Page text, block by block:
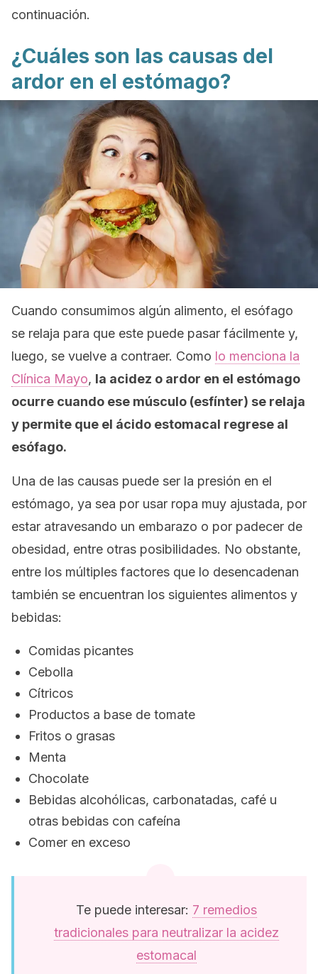
continuación.
¿Cuáles son las causas del
ardor en el estómago?
Cuando consumimos algún alimento, el esófago
se relaja para que este puede pasar fácilmente y,
luego, se vuelve a contraer. Como lo menciona la
Clínica Mayo, la acidez o ardor en el estómago
ocurre cuando ese músculo (esfínter) se relaja
y permite que el ácido estomacal regrese al
esófago.
Una de las causas puede ser la presión en el
estómago, ya sea por usar ropa muy ajustada, por
estar atravesando un embarazo o por padecer de
obesidad, entre otras posibilidades. No obstante,
entre los múltiples factores que lo desencadenan
también se encuentran los siguientes alimentos y
bebidas:
Comidas picantes
Cebolla
Cítricos
Productos a base de tomate
Fritos o grasas
Menta
Chocolate
Bebidas alcohólicas, carbonatadas, café u
otras bebidas con cafeína
Comer en exceso
Te puede interesar: 7 remedios
tradicionales para neutralizar la acidez
estomacal